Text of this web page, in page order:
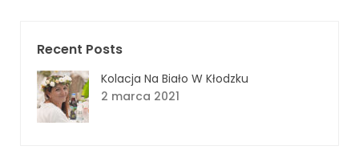
Recent Posts
Kolacja Na Biało W Kłodzku
2 marca 2021